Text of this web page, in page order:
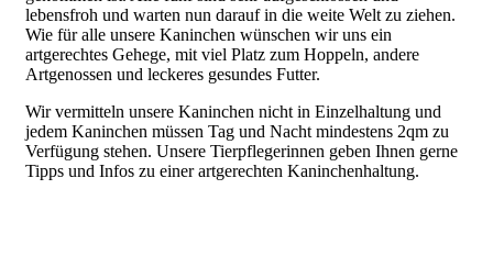
lebensfroh und warten nun darauf in die weite Welt zu ziehen.
Wie für alle unsere Kaninchen wünschen wir uns ein
artgerechtes Gehege, mit viel Platz zum Hoppeln, andere
Artgenossen und leckeres gesundes Futter.
Wir vermitteln unsere Kaninchen nicht in Einzelhaltung und
jedem Kaninchen müssen Tag und Nacht mindestens 2qm zu
Verfügung stehen. Unsere Tierpflegerinnen geben Ihnen gerne
Tipps und Infos zu einer artgerechten Kaninchenhaltung.